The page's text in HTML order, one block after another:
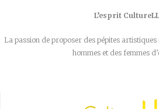
L’esprit
La passion de proposer des pépites
hommes et des femmes